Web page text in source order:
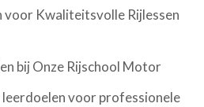
voor Kwaliteitsvolle Rijlessen
bij Onze Rijschool Motor
voor professionele